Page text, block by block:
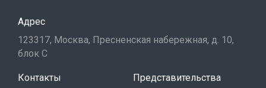
Адрес
123317, Москва, Пресненская набережная, д. 10,
блок С
Контакты Представительства